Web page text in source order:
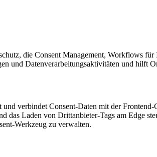
die Consent Management, Workflows
und Datenverarbeitungsaktivitäten und hilft
verbindet Consent-Daten mit der
das Laden von Drittanbieter-Tags am Edge
Werkzeug zu verwalten.